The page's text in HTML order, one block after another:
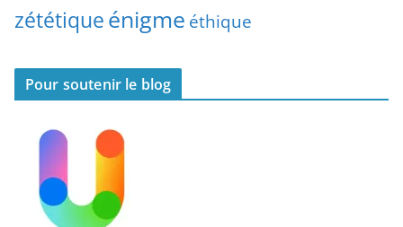
zététiqueénigme éthique
Pour soutenir le blog